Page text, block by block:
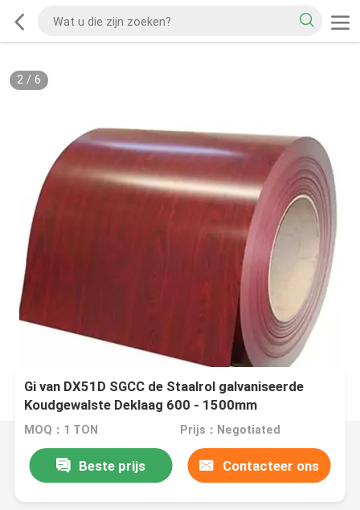
2/ 6
Gi van DX51D SGCC de Staalrol galvaniseerde
Koudgewalste Deklaag 600 - 1500mm
MOQ：1 TON Prijs：Negotiated
Beste prijs Contacteer ons